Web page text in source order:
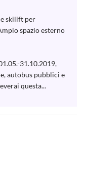
skilift per
spazio esterno
31.10.2019,
autobus pubblici e
questa...